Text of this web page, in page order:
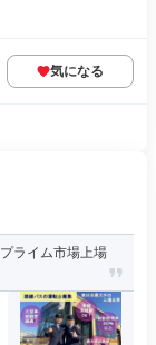
気になる
ライム市場上場